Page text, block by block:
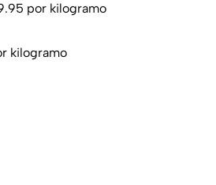
por kilogramo
kilogramo